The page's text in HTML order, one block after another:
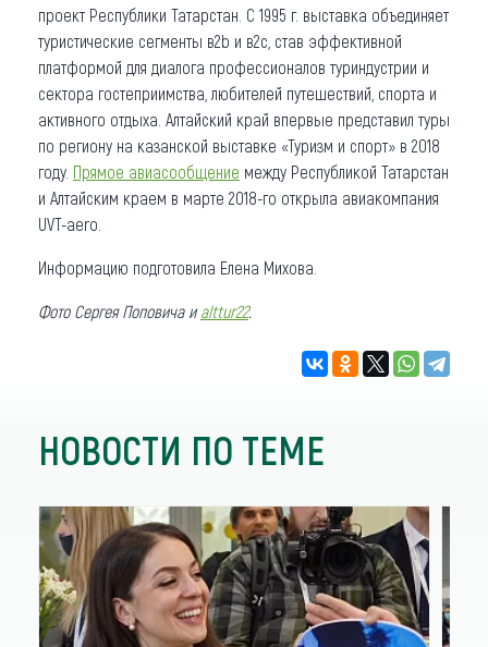
проект Республики Татарстан. С 1995 г. выставка объединяет
туристические сегменты в2b и в2c, став эффективной
платформой для диалога профессионалов туриндустрии и
сектора гостеприимства, любителей путешествий, спорта и
активного отдыха. Алтайский край впервые представил туры
по региону на казанской выставке «Туризм и спорт» в 2018
году. Прямое авиасообщение между Республикой Татарстан
и Алтайским краем в марте 2018-го открыла авиакомпания
UVT-aero.
Информацию подготовила Елена Михова.
Фото Сергея Поповича и alttur22.
НОВОСТИ ПО ТЕМЕ